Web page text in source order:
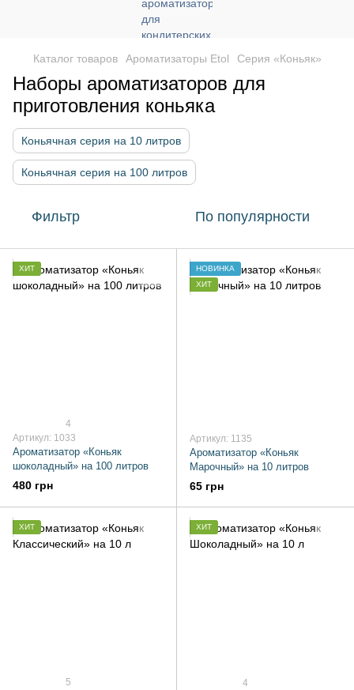
Каталог товаров Ароматизаторы Etol Серия «Коньяк»
Наборы ароматизаторов для
приготовления коньяка
Коньячная серия на 10 литров
Коньячная серия на 100 литров
Фильтр По популярности
ХИТ
4
Артикул: 1033
Ароматизатор «Коньяк
шоколадный» на 100 литров
480 грн
НОВИНКА
ХИТ
Артикул: 1135
Ароматизатор «Коньяк
Марочный» на 10 литров
65 грн
ХИТ
5
ХИТ
4